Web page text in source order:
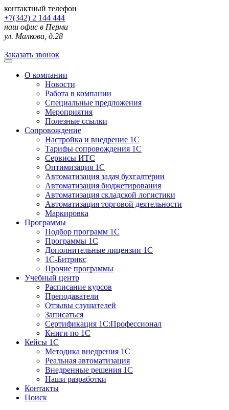
контактный телефон
+7(342) 2 144 444
наш офис в Перми
ул. Малкова, д.28
Заказать звонок
О компании
Новости
Работа в компании
Специальные предложения
Мероприятия
Полезные ссылки
Сопровождение
Настройка и внедрение 1С
Тарифы сопровождения 1С
Сервисы ИТС
Оптимизация 1С
Автоматизация задач бухгалтерии
Автоматизация бюджетирования
Автоматизация складской логистики
Автоматизация торговой деятельности
Маркировка
Программы
Подбор программ 1С
Программы 1С
Дополнительные лицензии 1С
1С-Битрикс
Прочие программы
Учебный центр
Расписание курсов
Преподаватели
Отзывы слушателей
Записаться
Сертификация 1С:Профессионал
Книги по 1С
Кейсы 1С
Методика внедрения 1С
Реальная автоматизация
Внедренные решения 1С
Наши разработки
Контакты
Поиск